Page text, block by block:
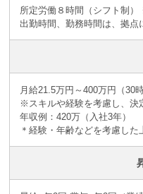
所定労働８時間（シフト制
出勤時間、勤務時間は、拠点
月給21.5万円～400万円（30
※スキルや経験を考慮し、決
年収例：420万（入社3年）
＊経験・年齢などを考慮した